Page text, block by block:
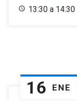
13:30 a 14:30
16 ENE